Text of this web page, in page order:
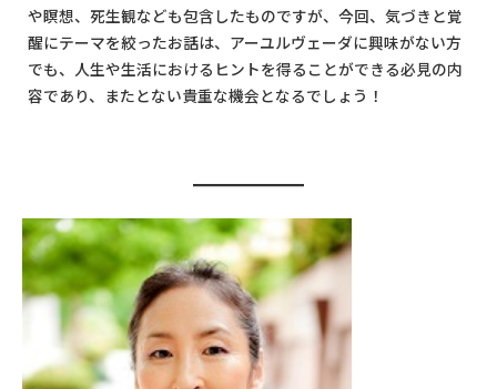
や瞑想、死生観なども包含したものですが、今回、気づきと覚
醒にテーマを絞ったお話は、アーユルヴェーダに興味がない方
でも、人生や生活におけるヒントを得ることができる必見の内
容であり、またとない貴重な機会となるでしょう！